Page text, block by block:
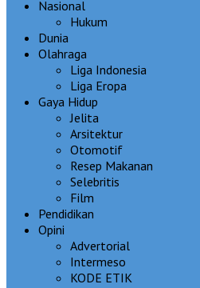
Nasional
Hukum
Dunia
Olahraga
Liga Indonesia
Liga Eropa
Gaya Hidup
Jelita
Arsitektur
Otomotif
Resep Makanan
Selebritis
Film
Pendidikan
Opini
Advertorial
Intermeso
KODE ETIK